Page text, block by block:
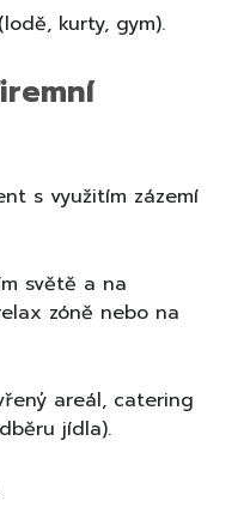
kurty, gym).
s využitím zázemí
světě a na
zóně nebo na
areál, catering
jídla).